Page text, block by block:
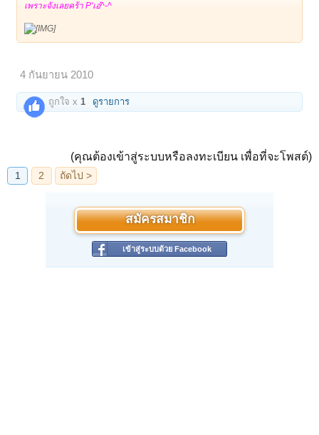
เพราะจังเลยคร้า P'เอ๋^-^
4 กันยายน 2010
ถูกใจ x1 ดูรายการ
(คุณต้องเข้าสู่ระบบหรือลงทะเบียน เพื่อที่จะโพสต์)
สมัครสมาชิก
เข้าสู่ระบบด้วย Facebook